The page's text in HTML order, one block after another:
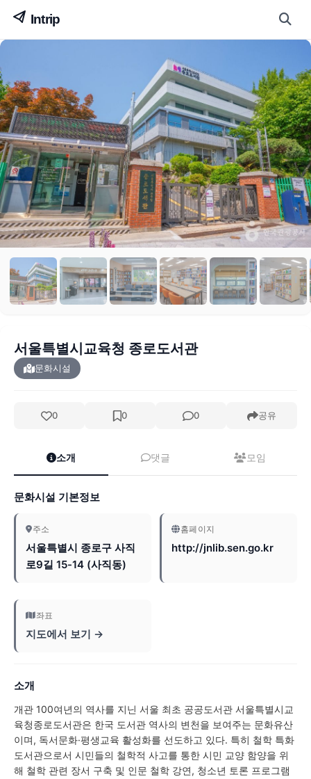
서울특별시교육청 종로도서관
문화시설
0 0 0 공유
소개 댓글 모임
문화시설 기본정보
주소
서울특별시 종로구 사직
로9길 15-14 (사직동)
홈페이지
http://jnlib.sen.go.kr
좌표
지도에서 보기 →
소개
개관 100여년의 역사를 지닌 서울 최초 공공도서관 서울특별시교
육청종로도서관은 한국 도서관 역사의 변천을 보여주는 문화유산
이며, 독서문화·평생교육 활성화를 선도하고 있다. 특히 철학 특화
도서관으로서 시민들의 철학적 사고를 통한 시민 교양 함양을 위
해 철학 관련 장서 구축 및 인문 철학 강연, 청소년 토론 프로그램